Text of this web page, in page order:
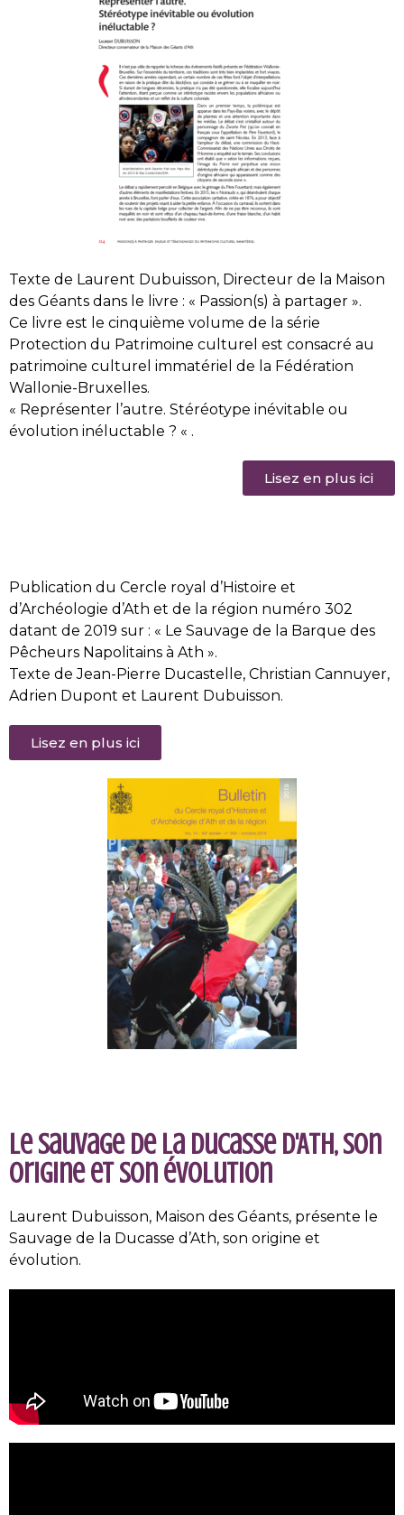
Texte de Laurent Dubuisson, Directeur de la Maison
des Géants dans le livre : « Passion(s) à partager ».
Ce livre est le cinquième volume de la série
Protection du Patrimoine culturel est consacré au
patrimoine culturel immatériel de la Fédération
Wallonie-Bruxelles.
« Représenter l’autre. Stéréotype inévitable ou
évolution inéluctable ? « .
Lisez en plus ici
Publication du Cercle royal d’Histoire et
d’Archéologie d’Ath et de la région numéro 302
datant de 2019 sur : « Le Sauvage de la Barque des
Pêcheurs Napolitains à Ath ».
Texte de Jean-Pierre Ducastelle, Christian Cannuyer,
Adrien Dupont et Laurent Dubuisson.
Lisez en plus ici
Le Sauvage de la Ducasse d'Ath, son
origine et son évolution
Laurent Dubuisson, Maison des Géants, présente le
Sauvage de la Ducasse d’Ath, son origine et
évolution.